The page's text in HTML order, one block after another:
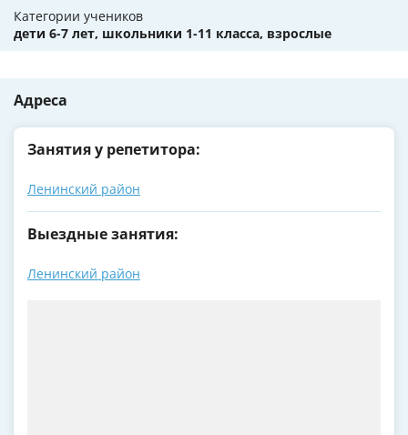
Категории учеников
дети 6-7 лет, школьники 1-11 класса, взрослые
Адреса
Занятия у репетитора:
Ленинский район
Выездные занятия:
Ленинский район